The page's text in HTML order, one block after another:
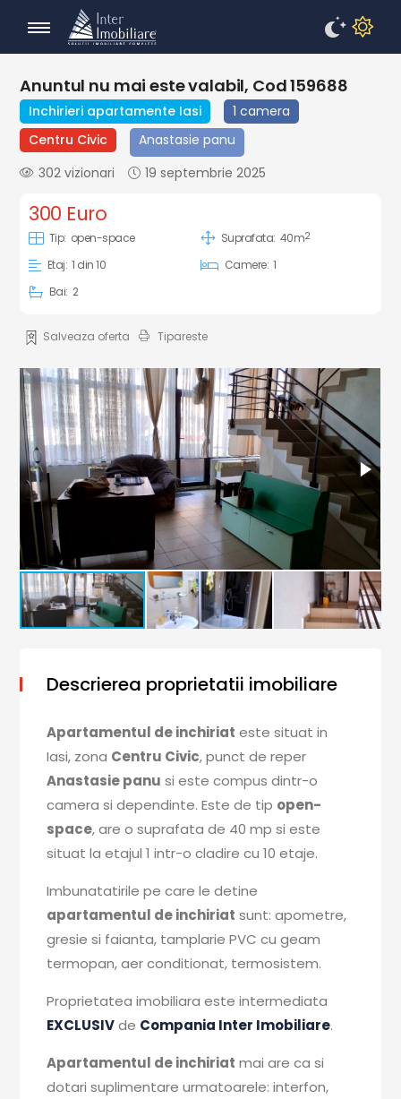
Anuntul nu mai este valabil, Cod 159688
Inchirieri apartamente Iasi
1 camera
Centru Civic
Anastasie panu
302 vizionari
19 septembrie 2025
300 Euro
Tip: open-space Suprafata: 40m2
Etaj: 1 din 10 Camere: 1
Bai: 2
Salveaza oferta Tipareste
Descrierea proprietatii imobiliare
Apartamentul de inchiriat este situat in
Iasi, zona Centru Civic, punct de reper
Anastasie panu si este compus dintr-o
camera si dependinte. Este de tip open-
space, are o suprafata de 40 mp si este
situat la etajul 1 intr-o cladire cu 10 etaje.
Imbunatatirile pe care le detine
apartamentul de inchiriat sunt: apometre,
gresie si faianta, tamplarie PVC cu geam
termopan, aer conditionat, termosistem.
Proprietatea imobiliara este intermediata
EXCLUSIVde Compania Inter Imobiliare.
Apartamentul de inchiriat mai are ca si
dotari suplimentare urmatoarele: interfon,